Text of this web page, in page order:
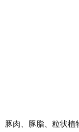
豚肉、豚脂、粒状植